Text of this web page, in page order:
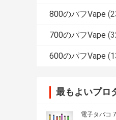
800のパフVape
700のパフVape
600のパフVape
最もよいプロ
電子タバコ